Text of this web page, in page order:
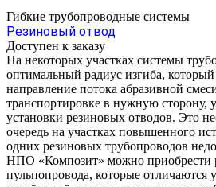
Гибкие трубопроводные системы
Резиновый отвод
Доступен к заказу
На некоторых участках системы
оптимальный радиус изгиба, который
направление потока абразивной
транспортировке в нужную сторону,
установки резиновых отводов. Это
очередь на участках повышенного
одних резиновых трубопроводов
НПО «Композит» можно приобрести
пульпопровода, которые отличаются